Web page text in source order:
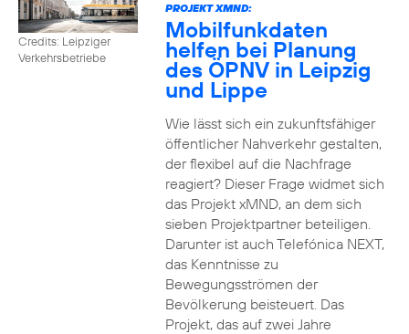
Credits: Leipziger
Verkehrsbetriebe
PROJEKT XMND:
Mobilfunkdaten
helfen bei Planung
des ÖPNV in Leipzig
und Lippe
Wie lässt sich ein zukunftsfähiger
öffentlicher Nahverkehr gestalten,
der flexibel auf die Nachfrage
reagiert? Dieser Frage widmet sich
das Projekt xMND, an dem sich
sieben Projektpartner beteiligen.
Darunter ist auch Telefónica NEXT,
das Kenntnisse zu
Bewegungsströmen der
Bevölkerung beisteuert. Das
Projekt, das auf zwei Jahre